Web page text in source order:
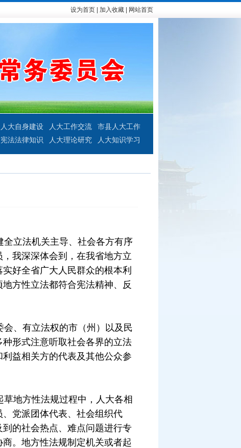
设为首页 加入收藏 网站首页
人大自身建设 人大工作交流
市县人大工作
宪法法律知识
人大理论研究 人大知识学习
立法机关主导、社会各方有序
我深深体会到，在我省地方立
好全省广大人民群众的根本利
方性立法都符合宪法精神、反
、有立法权的市（州）以及民
形式注意听取社会各界的立法
益相关方的代表及其他公众参
地方性法规过程中，人大各相
党派团体代表、社会组织代
的社会热点、难点问题进行专
。地方性法规制定机关或者起